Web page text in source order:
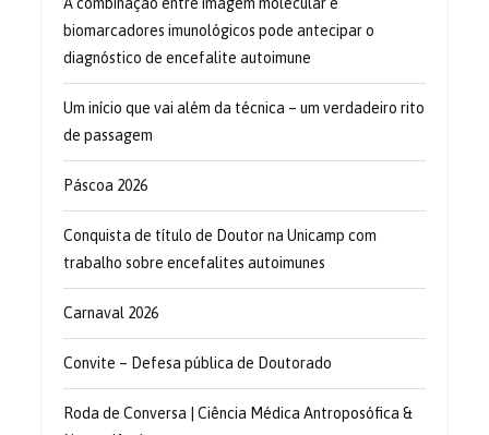
biomarcadores imunológicos pode antecipar o
diagnóstico de encefalite autoimune
Um início que vai além da técnica – um verdadeiro rito
de passagem
Páscoa 2026
Conquista de título de Doutor na Unicamp com
trabalho sobre encefalites autoimunes
Carnaval 2026
Convite – Defesa pública de Doutorado
Roda de Conversa | Ciência Médica Antroposófica &